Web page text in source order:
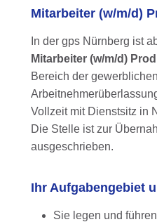
Mitarbeiter (w/m/d)
In der gps Nürnberg ist
Mitarbeiter (w/m/d)
Bereich der gewerblichen
Vollzeit mit Dienstsitz in
Die Stelle ist zur
ausgeschrieben.
Ihr Aufgabengebiet
Sie legen und